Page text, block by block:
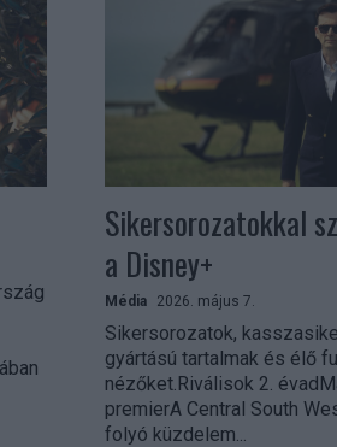
Sikersorozatokkal
a Disney+
Média 2026. május 7.
Sikersorozatok,
gyártású tartalmak és élő
nézőket.Riválisok 2.
premierA Central South
folyó küzdelem...